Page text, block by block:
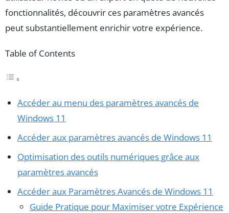
fonctionnalités, découvrir ces paramètres avancés
peut substantiellement enrichir votre expérience.
Table of Contents
Accéder au menu des paramètres avancés de
Windows 11
Accéder aux paramètres avancés de Windows 11
Optimisation des outils numériques grâce aux
paramètres avancés
Accéder aux Paramètres Avancés de Windows 11
Guide Pratique pour Maximiser votre Expérience